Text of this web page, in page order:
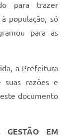
para trazer
população, só
para as
a Prefeitura
suas razões e
documento
GESTÃO EM